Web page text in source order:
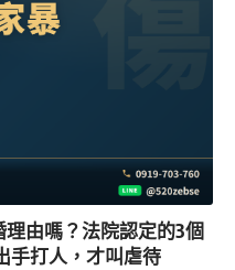
由嗎？法院認定的3個
手打人，才叫虐待